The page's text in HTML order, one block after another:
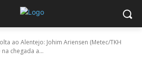
ao Alentejo: Johim Ariensen (Metec/TKH
chegada a...